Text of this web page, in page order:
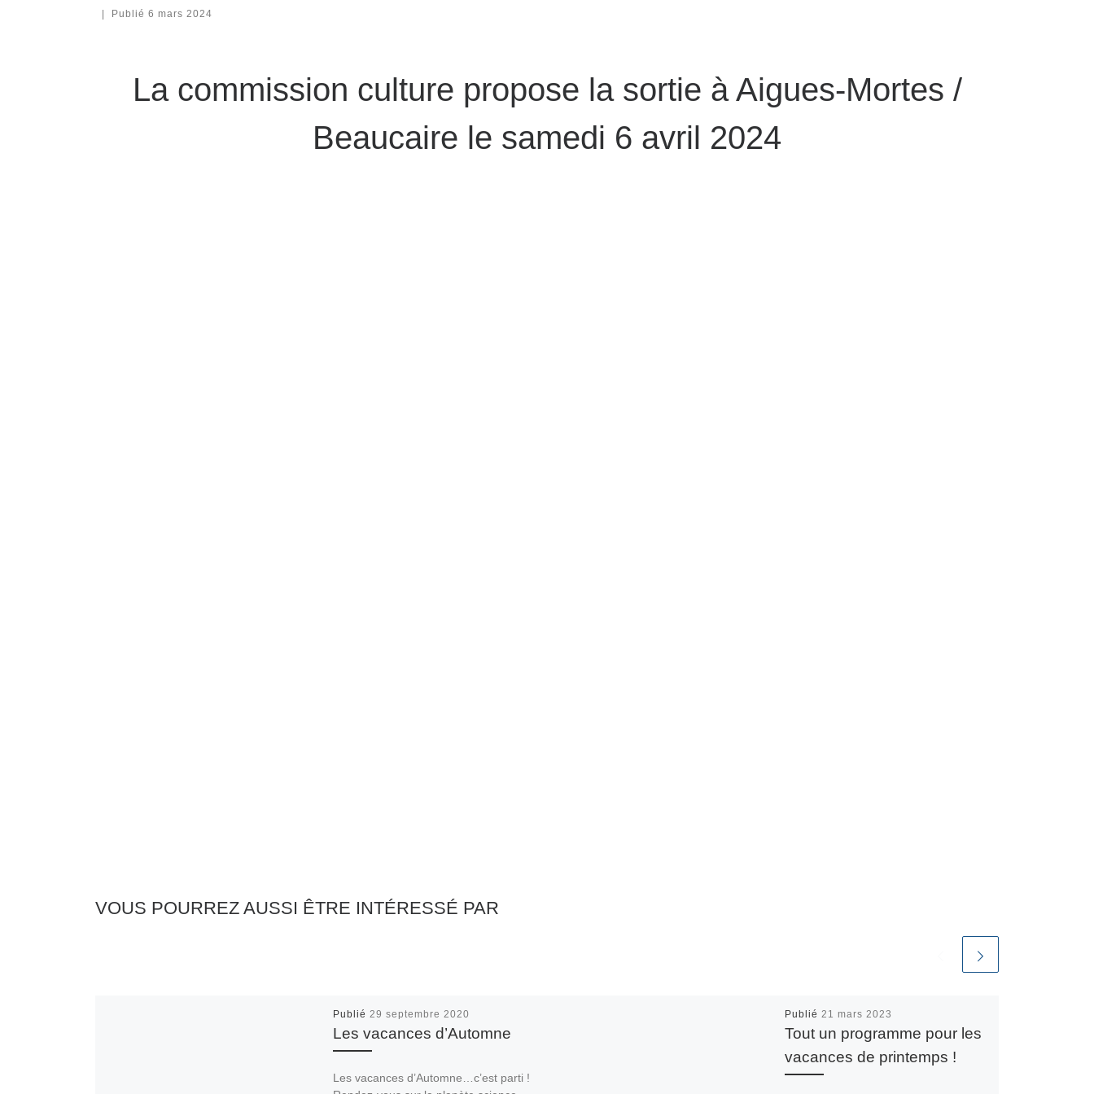
Publié 6 mars 2024
La commission culture propose la sortie à Aigues-Mortes /
Beaucaire le samedi 6 avril 2024
VOUS POURREZ AUSSI ÊTRE INTÉRESSÉ PAR
Publié 29 septembre 2020
Les vacances d’Automne
Les vacances d’Automne…c’est parti !
Publié 21 mars 2023
Tout un programme pour les
vacances de printemps !